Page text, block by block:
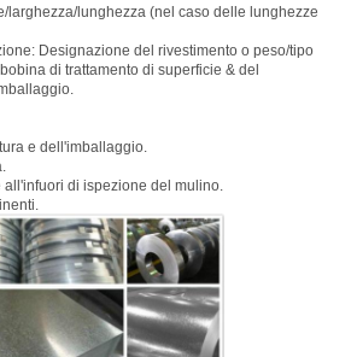
larghezza/lunghezza (nel caso delle lunghezze
Designazione del rivestimento o peso/tipo
di trattamento di superficie & del
e dell'imballaggio.
all'infuori di ispezione del mulino.